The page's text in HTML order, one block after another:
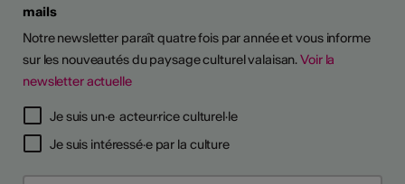
mails
Notre newsletter paraît quatre fois par année et vous informe
sur les nouveautés du paysage culturel valaisan.Voir la
newsletter actuelle
Je suis un·e acteur·rice culturel·le
Je suis intéressé·e par la culture